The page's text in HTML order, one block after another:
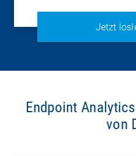
Jetzt
Endpoint
von